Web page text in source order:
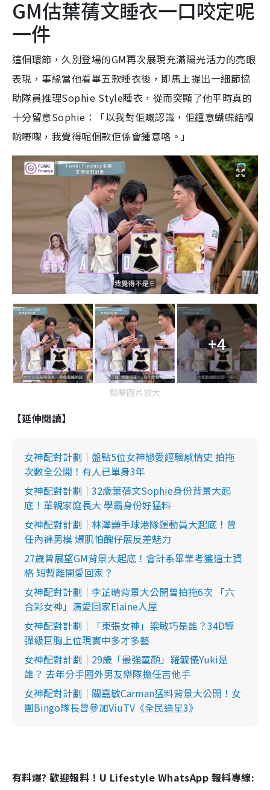
GM估葉蒨文睡衣一口咬定呢
一件
這個環節，久別登場的GM再次展現充滿陽光活力的亮眼
表現，事緣當他看畢五款睡衣後，即馬上提出一細節協
助隊員推理Sophie Style睡衣，從而突顯了他平時真的
十分留意Sophie：「以我對佢嘅認識，佢鍾意蝴蝶結嗰
啲嘢㗎，我覺得呢個款佢係會鍾意咯。」
+4
點擊圖片放大
【延伸閱讀】
女神配對計劃｜盤點5位女神戀愛經驗感情史 拍拖
次數全公開！有人已單身3年
女神配對計劃｜32歲葉蒨文Sophie身份背景大起
底！單親家庭長大 學霸身份好猛料
女神配對計劃｜林澤謙手球港隊運動員大起底！曾
任內褲男模 爆肌怕醜仔展反差魅力
27歲曾展望GM背景大起底！會計系畢業考獲道士資
格 短暫離開愛回家？
女神配對計劃｜李芷晴背景大公開曾拍拖6次 「六
合彩女神」演愛回家Elaine入屋
女神配對計劃｜「東張女神」梁敏巧是誰？34D導
彈級巨胸上位現實中多才多藝
女神配對計劃｜29歲「最強童顏」羅毓儀Yuki是
誰？ 去年分手圈外男友樂隊擔任吉他手
女神配對計劃｜關嘉敏Carman猛料背景大公開！女
團Bingo隊長曾參加ViuTV《全民造星3》
有料爆? 歡迎報料！U Lifestyle WhatsApp 報料專線: